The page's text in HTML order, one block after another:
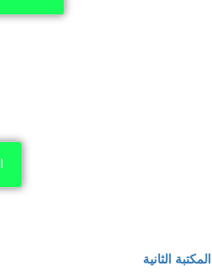
المكتبة الثانية